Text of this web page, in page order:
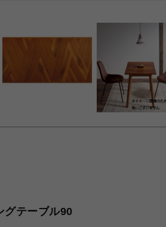
グテーブル90